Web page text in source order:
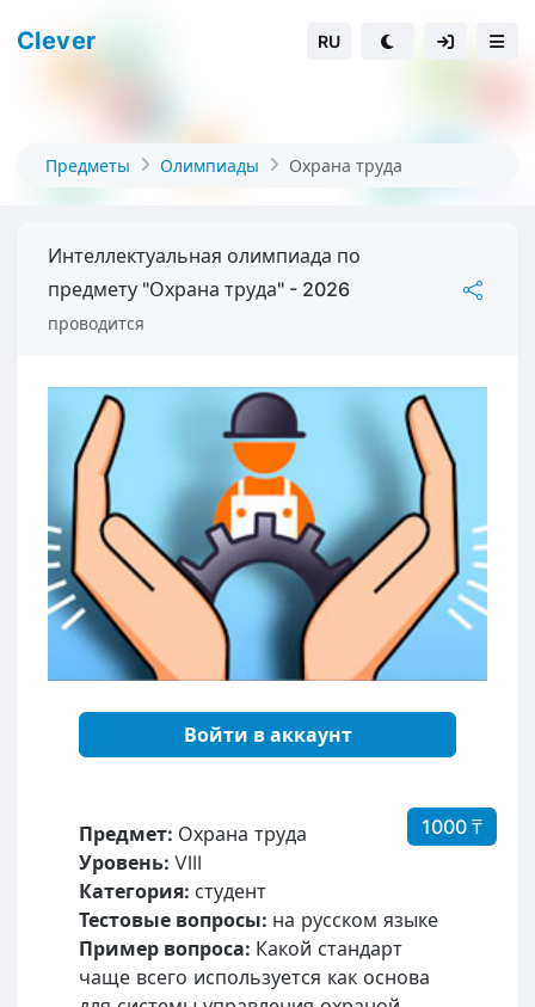
Clever RU
Предметы Олимпиады Охрана труда
Интеллектуальная олимпиада по
предмету "Охрана труда" - 2026
проводится
Войти в аккаунт
1000 ₸
Предмет: Охрана труда
Уровень: VIII
Категория: студент
Тестовые вопросы: на русском языке
Пример вопроса: Какой стандарт
чаще всего используется как основа